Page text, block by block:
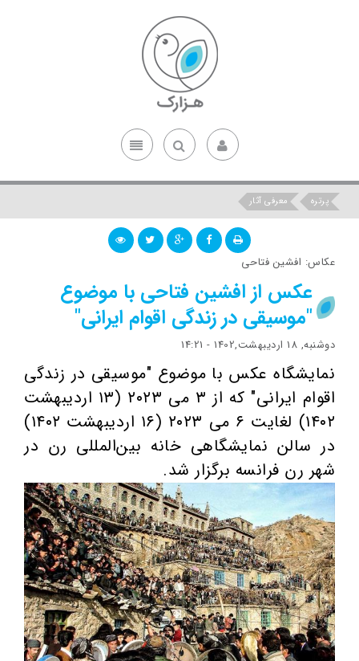
پرتره معرفی آثار
عکاس: افشین فتاحی
عکس از افشین فتاحی با موضوع
"موسیقی در زندگی اقوام ایرانی"
دوشنبه, 18 اردیبهشت,1402 - 14:21
نمایشگاه عکس با موضوع "موسیقی در زندگی
اقوام ایرانی" که از ۳ می ۲۰۲۳ (۱۳ اردیبهشت
۱۴۰۲) لغایت ۶ می ۲۰۲۳ (۱۶ اردیبهشت ۱۴۰۲)
در سالن نمایشگاهی خانه بین‌المللی رن در
شهر رن فرانسه برگزار شد.